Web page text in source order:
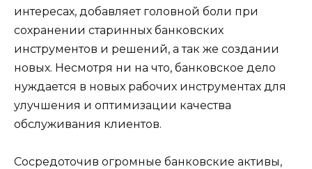
интересах, добавляет головной боли при
сохранении старинных банковских
инструментов и решений, а так же создании
новых. Несмотря ни на что, банковское дело
нуждается в новых рабочих инструментах для
улучшения и оптимизации качества
обслуживания клиентов.
Сосредоточив огромные банковские активы,